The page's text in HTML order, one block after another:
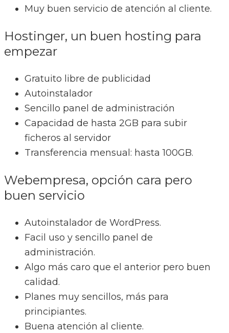
Muy buen servicio de atención al cliente.
Hostinger, un buen hosting para
empezar
Gratuito libre de publicidad
Autoinstalador
Sencillo panel de administración
Capacidad de hasta 2GB para subir
ficheros al servidor
Transferencia mensual: hasta 100GB.
Webempresa, opción cara pero
buen servicio
Autoinstalador de WordPress.
Facil uso y sencillo panel de
administración.
Algo más caro que el anterior pero buen
calidad.
Planes muy sencillos, más para
principiantes.
Buena atención al cliente.